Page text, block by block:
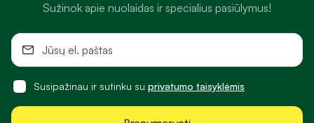
Sužinok apie nuolaidas ir specialius pasiūlymus!
Susipažinau ir sutinku su privatumo taisyklėmis